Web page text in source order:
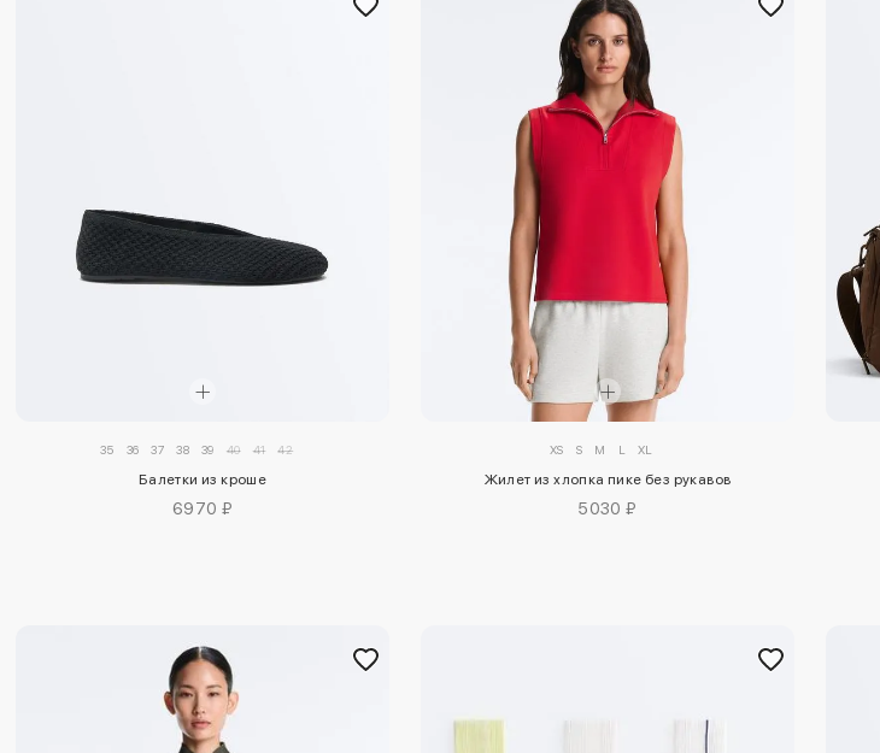
35 36 37 38 39 40 41 42
Балетки из кроше
6970 ₽
XS S M L XL
Жилет из хлопка пике без рукавов
5030 ₽